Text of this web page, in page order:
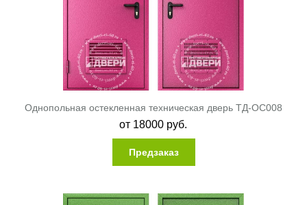
Однопольная остекленная техническая дверь ТД-ОС008
от 18000 руб.
Предзаказ